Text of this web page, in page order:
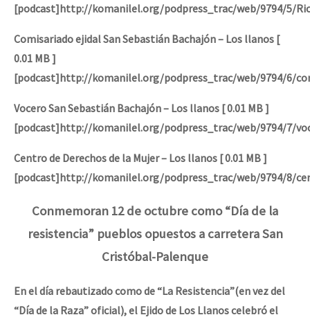
[podcast]http://komanilel.org/podpress_trac/web/9794/5/
Comisariado ejidal San Sebastián Bachajón – Los llanos [
0.01 MB ]
[podcast]http://komanilel.org/podpress_trac/web/9794/6/
Vocero San Sebastián Bachajón – Los llanos [ 0.01 MB ]
[podcast]http://komanilel.org/podpress_trac/web/9794/7/
Centro de Derechos de la Mujer – Los llanos [ 0.01 MB ]
[podcast]http://komanilel.org/podpress_trac/web/9794/8/
Conmemoran 12 de octubre como “Día de la
resistencia” pueblos opuestos a carretera San
Cristóbal-Palenque
En el día rebautizado como de “La Resistencia”(en vez del
“Día de la Raza” oficial), el Ejido de Los Llanos celebró el